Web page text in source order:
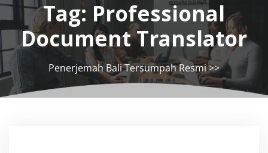
Tag: Professional
Document Translator
Penerjemah Bali Tersumpah Resmi>>